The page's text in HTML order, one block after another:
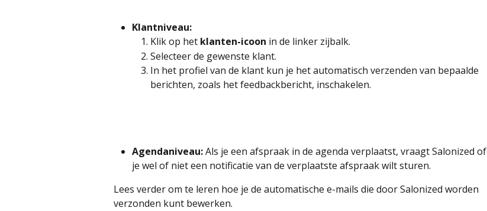
Klantniveau:
Klik op het klanten-icoon in de linker zijbalk.
Selecteer de gewenste klant.
In het profiel van de klant kun je het automatisch verzenden van bepaalde
berichten, zoals het feedbackbericht, inschakelen.
Agendaniveau: Als je een afspraak in de agenda verplaatst, vraagt Salonized of
je wel of niet een notificatie van de verplaatste afspraak wilt sturen.
Lees verder om te leren hoe je de automatische e-mails die door Salonized worden
verzonden kunt bewerken.